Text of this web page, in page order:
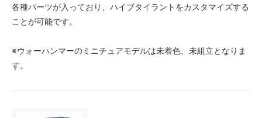
各種パーツが入っており、ハイブタイラントをカスタマイズする
ことが可能です。
※ウォーハンマーのミニチュアモデルは未着色、未組立となりま
す。